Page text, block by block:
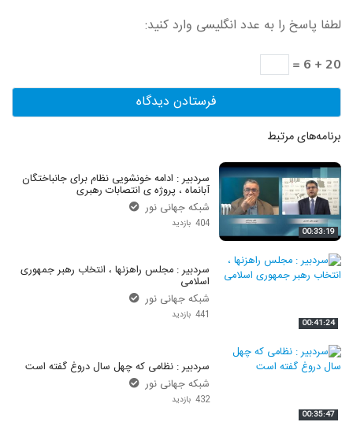
لطفا پاسخ را به عدد انگلیسی وارد کنید:
20 + 6 =
برنامه‌های مرتبط
00:33:19
سردبیر : ادامه خونشویی نظام برای جانباختگان
آبانماه ، پروژه ی انتصابات رهبری
شبکه جهانی نور
404 بازدید
00:41:24
سردبیر : مجلس راهزنها ، انتخاب رهبر جمهوری
اسلامی
شبکه جهانی نور
441 بازدید
00:35:47
سردبیر : نظامی که چهل سال دروغ گفته است
شبکه جهانی نور
432 بازدید